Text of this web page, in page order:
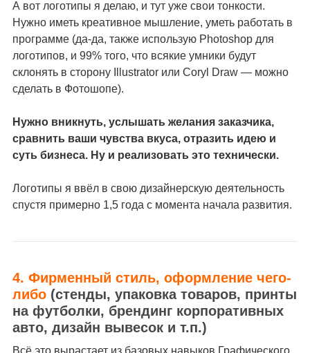
А вот логотипы я делаю, и тут уже свои тонкости.
Нужно иметь креативное мышление, уметь работать в
программе (да-да, также использую Photoshop для
логотипов, и 99% того, что всякие умники будут
склонять в сторону Illustrator или Corуl Draw — можно
сделать в Фотошопе).
Нужно вникнуть, услышать желания заказчика,
сравнить ваши чувства вкуса, отразить идею и
суть бизнеса. Ну и реализовать это технически.
Логотипы я ввёл в свою дизайнерскую деятельность
спустя примерно 1,5 года с момента начала развития.
4. Фирменный стиль, оформление чего-
либо(стенды, упаковка товаров, принты
на футболки, брендинг корпоративных
авто, дизайн вывесок и т.п.)
Всё это вырастает из базовых навыков Графического